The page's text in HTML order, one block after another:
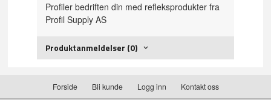
Profiler bedriften din med refleksprodukter fra
Profil Supply AS
Produktanmeldelser (0)
Forside Bli kunde Logg inn Kontakt oss